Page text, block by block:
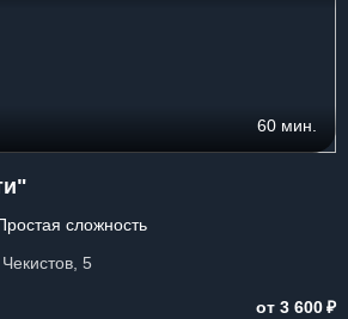
60 мин.
сложность
5
от 3 600₽